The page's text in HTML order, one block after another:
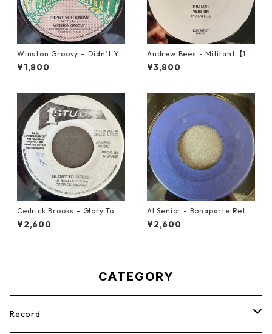
Winston Groovy – Didn’t Yo
u Know【7-21811】
¥1,800
Andrew Bees ‎- Militant【12-
50066】
¥3,800
Cedrick Brooks - Glory To S
ounds【7-21786】
¥2,600
Al Senior - Bonaparte Retre
at【7-21861】
¥2,600
CATEGORY
Record